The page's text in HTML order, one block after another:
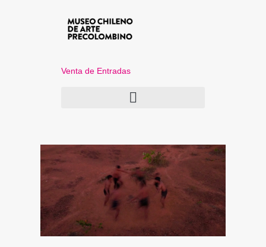
Venta de Entradas